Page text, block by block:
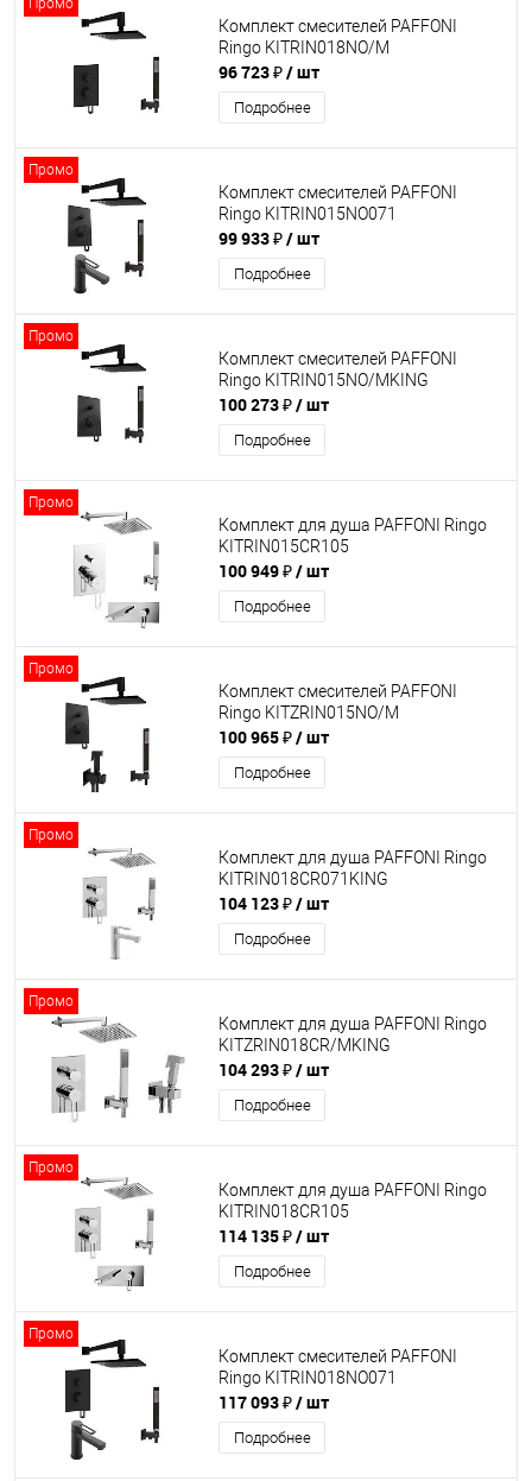
Промо
Комплект смесителей PAFFONI
Ringo KITRIN018NO/M
96 723 ₽/ шт
Подробнее
Промо
Комплект смесителей PAFFONI
Ringo KITRIN015NO071
99 933 ₽/ шт
Подробнее
Промо
Комплект смесителей PAFFONI
Ringo KITRIN015NO/MKING
100 273 ₽/ шт
Подробнее
Промо
Комплект для душа PAFFONI Ringo
KITRIN015CR105
100 949 ₽/ шт
Подробнее
Промо
Комплект смесителей PAFFONI
Ringo KITZRIN015NO/M
100 965 ₽/ шт
Подробнее
Промо
Комплект для душа PAFFONI Ringo
KITRIN018CR071KING
104 123 ₽/ шт
Подробнее
Промо
Комплект для душа PAFFONI Ringo
KITZRIN018CR/MKING
104 293 ₽/ шт
Подробнее
Промо
Комплект для душа PAFFONI Ringo
KITRIN018CR105
114 135 ₽/ шт
Подробнее
Промо
Комплект смесителей PAFFONI
Ringo KITRIN018NO071
117 093 ₽/ шт
Подробнее